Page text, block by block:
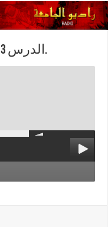
الدرس 23 مباحث متعلقة بعلم الرجال.